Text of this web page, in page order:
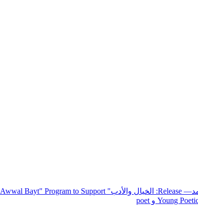
— Release : الخيال والأدب" inviting poets and writers from around the world to participate in Kazakh
Bayt" Program to Support
Young